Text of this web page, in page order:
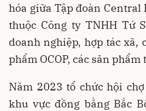
hóa giữa Tập đoàn Central
thuộc Công ty TNHH Tứ
doanh nghiệp, hợp tác xã,
phẩm OCOP, các sản
Năm 2023 tổ chức hội
khu vực đồng bằng Bắc